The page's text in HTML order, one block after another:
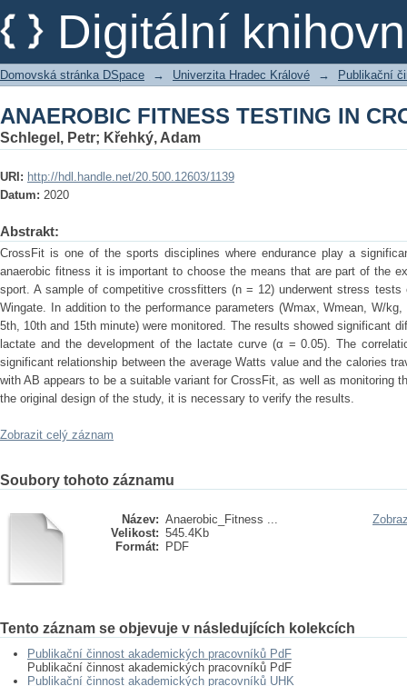
Digitální
ANAEROBIC FITNESS TESTING IN
Domovská stránka DSpace → Univerzita Hradec Králové → Publikační
ANAEROBIC FITNESS TESTING IN
Schlegel, Petr; Křehký, Adam
URI: http://hdl.handle.net/20.500.12603/1139
Datum: 2020
Abstrakt:
CrossFit is one of the sports disciplines where endurance play a
anaerobic fitness it is important to choose the means that are part of the
sport. A sample of competitive crossfitters (n = 12) underwent stress
Wingate. In addition to the performance parameters (Wmax, Wmean, W/
5th, 10th and 15th minute) were monitored. The results showed significant
lactate and the development of the lactate curve (α = 0.05). The
significant relationship between the average Watts value and the calories
with AB appears to be a suitable variant for CrossFit, as well as monitoring
the original design of the study, it is necessary to verify the results.
Zobrazit celý záznam
Soubory tohoto záznamu
Název: Anaerobic_Fitness ...
Velikost: 545.4Kb
Formát:
PDF
Tento záznam se objevuje v následujících kolekcích
Publikační činnost akademických pracovníků PdF
Publikační činnost akademických pracovníků PdF
Publikační činnost akademických pracovníků UHK